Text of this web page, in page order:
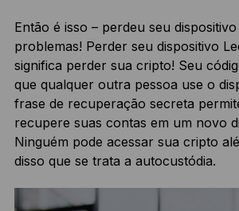
Então é isso – perdeu seu
problemas! Perder seu dispositivo
significa perder sua cripto! Seu
que qualquer outra pessoa use o
frase de recuperação secreta
recupere suas contas em um novo
Ninguém pode acessar sua cripto
disso que se trata a autocustódia.